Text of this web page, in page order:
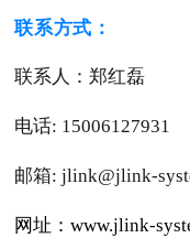
联系方式：
联系人：郑红磊
电话: 15006127931
邮箱: jlink@jlink-
网址 ：www.jlink-